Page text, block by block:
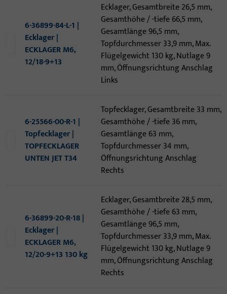
6-36899-84-L-1 |
Ecklager |
ECKLAGER M6,
12/18-9+13
Ecklager, Gesamtbreite 26,5 mm,
Gesamthöhe / -tiefe 66,5 mm,
Gesamtlänge 96,5 mm,
Topfdurchmesser 33,9 mm, Max.
Flügelgewicht 130 kg, Nutlage 9
mm, Öffnungsrichtung Anschlag
Links
6-25566-00-R-1 |
Topfecklager |
TOPFECKLAGER
UNTEN JET T34
Topfecklager, Gesamtbreite 33 mm,
Gesamthöhe / -tiefe 36 mm,
Gesamtlänge 63 mm,
Topfdurchmesser 34 mm,
Öffnungsrichtung Anschlag
Rechts
6-36899-20-R-18 |
Ecklager |
ECKLAGER M6,
12/20-9+13 130 kg
Ecklager, Gesamtbreite 28,5 mm,
Gesamthöhe / -tiefe 63 mm,
Gesamtlänge 96,5 mm,
Topfdurchmesser 33,9 mm, Max.
Flügelgewicht 130 kg, Nutlage 9
mm, Öffnungsrichtung Anschlag
Rechts